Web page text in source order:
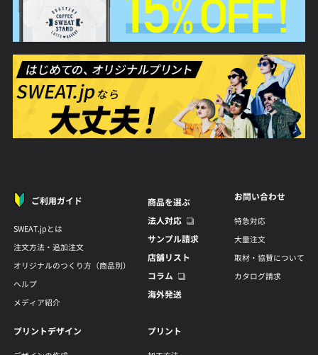
ご利用ガイド
SWEAT.jpとは
注文方法・追加注文
オリジナルのつくり方（商品別）
ヘルプ
メディア紹介
商品を選ぶ
法人対応
サンプル請求
店舗リスト
コラム
海外発送
お問い合わせ
特急対応
大量注文
取材・協賛について
カタログ請求
プリントデザイン プリント